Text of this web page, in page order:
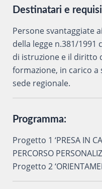
Destinatari e
Persone svantaggiate
della legge n.381/1991
di istruzione e il diritto
formazione, in carico
sede regionale.
Programma:
Progetto 1 ‘PRESA IN
PERCORSO
Progetto 2